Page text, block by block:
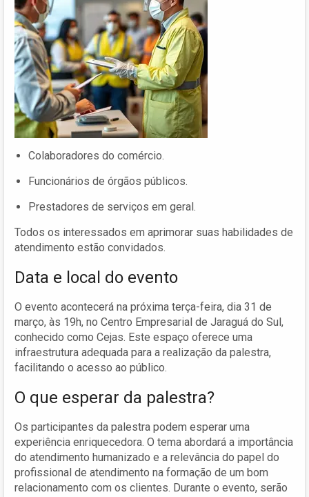
Colaboradores do comércio.
Funcionários de órgãos públicos.
Prestadores de serviços em geral.
Todos os interessados em aprimorar suas habilidades de
atendimento estão convidados.
Data e local do evento
O evento acontecerá na próxima terça-feira, dia 31 de
março, às 19h, no Centro Empresarial de Jaraguá do Sul,
conhecido como Cejas. Este espaço oferece uma
infraestrutura adequada para a realização da palestra,
facilitando o acesso ao público.
O que esperar da palestra?
Os participantes da palestra podem esperar uma
experiência enriquecedora. O tema abordará a importância
do atendimento humanizado e a relevância do papel do
profissional de atendimento na formação de um bom
relacionamento com os clientes. Durante o evento, serão